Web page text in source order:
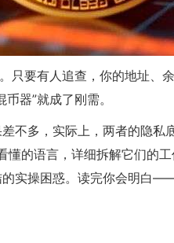
只要有人追查，你的地址、
器”就成了刚需。
不多，实际上，两者的隐私
懂的语言，详细拆解它们的
实操困惑。读完你会明白